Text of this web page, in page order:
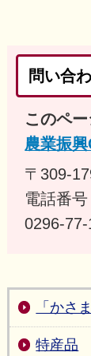
問い合
このペ
農業振興
〒309-
電話番
0296-
「かさ
特産品